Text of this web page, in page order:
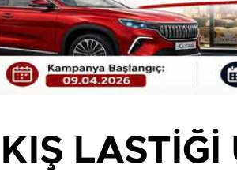
LASTİĞİ